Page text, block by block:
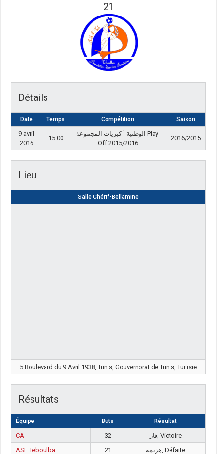
21
Détails
Date Temps Compétition Saison
9 avril
2016
15:00
الوطنية أ كبريات المجموعة Play-
Off 2015/2016
2016/2015
Lieu
Salle Chérif-Bellamine
5 Boulevard du 9 Avril 1938, Tunis, Gouvernorat de Tunis, Tunisie
Résultats
Équipe Buts Résultat
CA 32
فاز, Victoire
ASF Teboulba
21 هزيمة, Défaite